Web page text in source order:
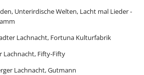
Unterirdische Welten, Lacht mal Lieder -
Lachnacht, Fortuna Kulturfabrik
Lachnacht, Fifty-Fifty
Lachnacht, Gutmann